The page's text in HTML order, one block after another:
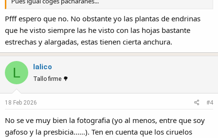
Pfff espero que no. No obstante yo las plantas de endrinas
que he visto siempre las he visto con las hojas bastante
estrechas y alargadas, estas tienen cierta anchura.
L lalico
Tallo firme 🌳
18 Feb 2026 #4
No se ve muy bien la fotografia (yo al menos, entre que soy
gafoso y la presbicia......). Ten en cuenta que los ciruelos